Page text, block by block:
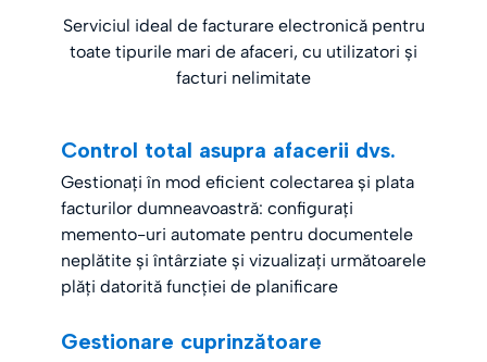
Serviciul ideal de facturare electronică pentru
toate tipurile mari de afaceri, cu utilizatori și
facturi nelimitate
Control total asupra afacerii dvs.
Gestionați în mod eficient colectarea și plata
facturilor dumneavoastră: configurați
memento-uri automate pentru documentele
neplătite și întârziate și vizualizați următoarele
plăți datorită funcției de planificare
Gestionare cuprinzătoare